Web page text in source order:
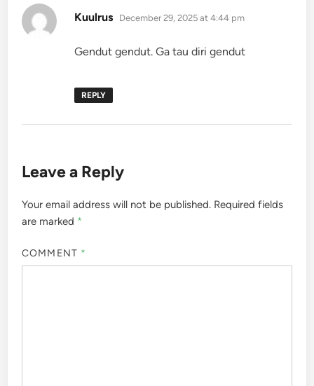
Kuulrus says:
December 29, 2025 at 4:44 pm
Gendut gendut. Ga tau diri gendut
REPLY
Leave a Reply
Your email address will not be published. Required fields
are marked *
COMMENT *